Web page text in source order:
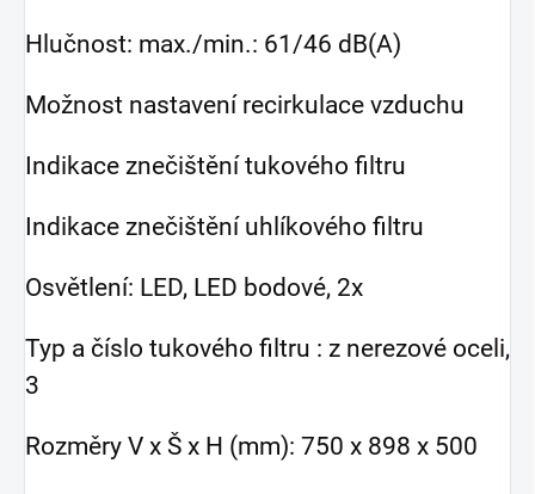
Hlučnost: max./min.: 61/46 dB(A)
Možnost nastavení recirkulace vzduchu
Indikace znečištění tukového filtru
Indikace znečištění uhlíkového filtru
Osvětlení: LED, LED bodové, 2x
Typ a číslo tukového filtru : z nerezové oceli,
3
Rozměry V x Š x H (mm): 750 x 898 x 500